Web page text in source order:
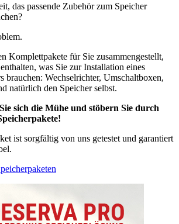
das passende Zubehör zum Speicher
Komplettpakete für Sie zusammengestellt,
was Sie zur Installation eines
brauchen: Wechselrichter, Umschaltboxen,
natürlich den Speicher selbst.
sich die Mühe und stöbern Sie durch
ist sorgfältig von uns getestet und garantiert